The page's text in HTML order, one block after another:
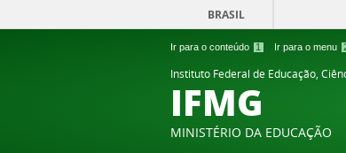
Ir para o conteúdo 1 Ir para o menu
BRASIL
Instituto Federal de Educação,
IFMG
MINISTÉRIO DA EDUCAÇÃO